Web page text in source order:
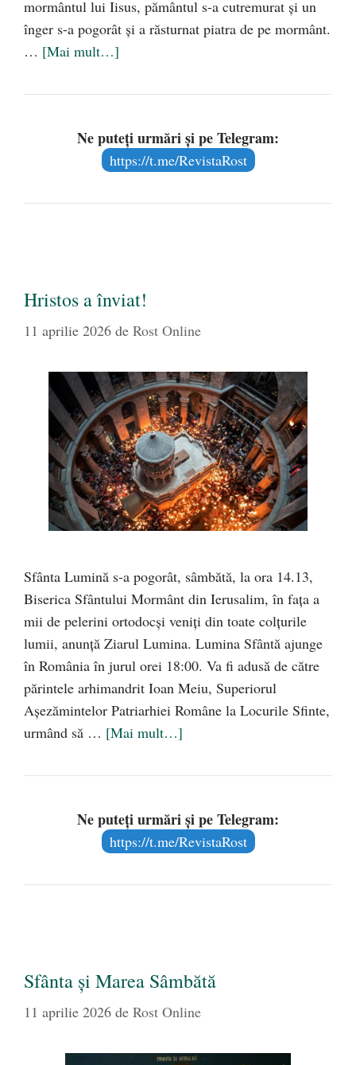
mormântul lui Iisus, pământul s-a cutremurat și un
înger s-a pogorât și a răsturnat piatra de pe mormânt.
… [Mai mult…]
Ne puteți urmări și pe Telegram:
https://t.me/RevistaRost
Hristos a înviat!
11 aprilie 2026 de Rost Online
Sfânta Lumină s‑a pogorât, sâmbătă, la ora 14.13,
Biserica Sfântului Mormânt din Ierusalim, în fața a
mii de pelerini ortodocși veniți din toate colțurile
lumii, anunță Ziarul Lumina. Lumina Sfântă ajunge
în România în jurul orei 18:00. Va fi adusă de către
părintele arhimandrit Ioan Meiu, Superiorul
Așezămintelor Patriarhiei Române la Locurile Sfinte,
urmând să … [Mai mult…]
Ne puteți urmări și pe Telegram:
https://t.me/RevistaRost
Sfânta și Marea Sâmbătă
11 aprilie 2026 de Rost Online